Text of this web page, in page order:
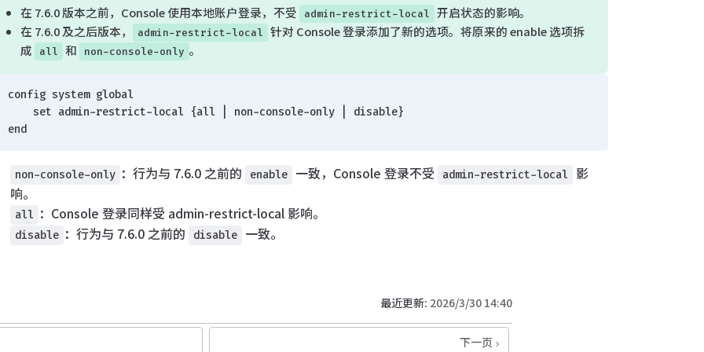
在 7.6.0 版本之前，Console 使用本地账户登录，不受 admin-restrict-local 开启状态的影响。
在 7.6.0 及之后版本，
admin-restrict-local 针对 Console 登录添加了新的选项。将原来的 enable 选项拆
成
all 和 non-console-only 。
config system global
    set admin-restrict-local {all | non-console-only | disable}
end
non-console-only ：行为与 7.6.0 之前的 enable 一致，Console 登录不受 admin-restrict-local 影
响。
all ：Console 登录同样受 admin-restrict-local 影响。
disable ：行为与 7.6.0 之前的 disable 一致。
最近更新: 2026/3/30 14:40
下一页